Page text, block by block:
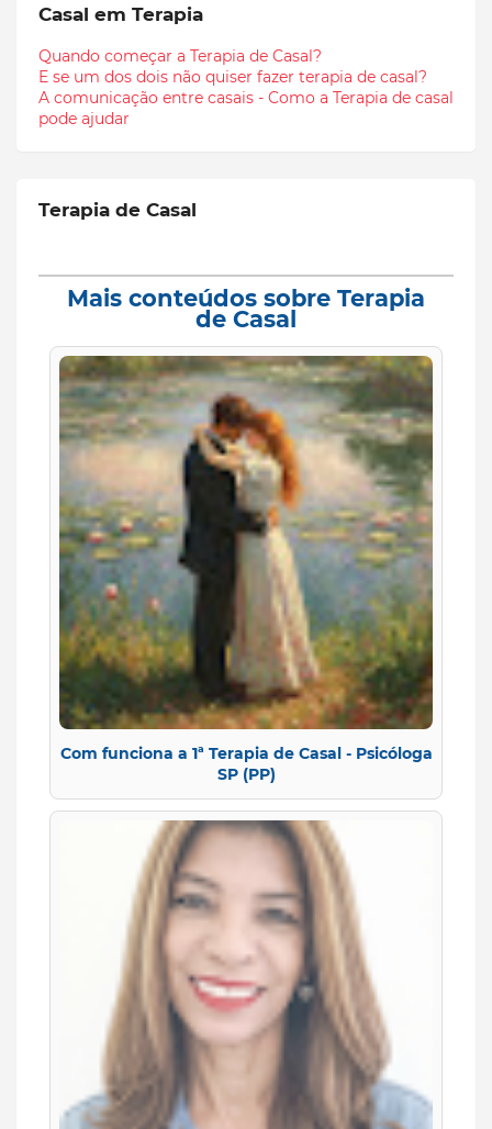
Casal em Terapia
Quando começar a Terapia de Casal?
E se um dos dois não quiser fazer terapia de casal?
A comunicação entre casais - Como a Terapia de casal
pode ajudar
Terapia de Casal
Mais conteúdos sobre Terapia
de Casal
Com funciona a 1ª Terapia de Casal - Psicóloga
SP (PP)